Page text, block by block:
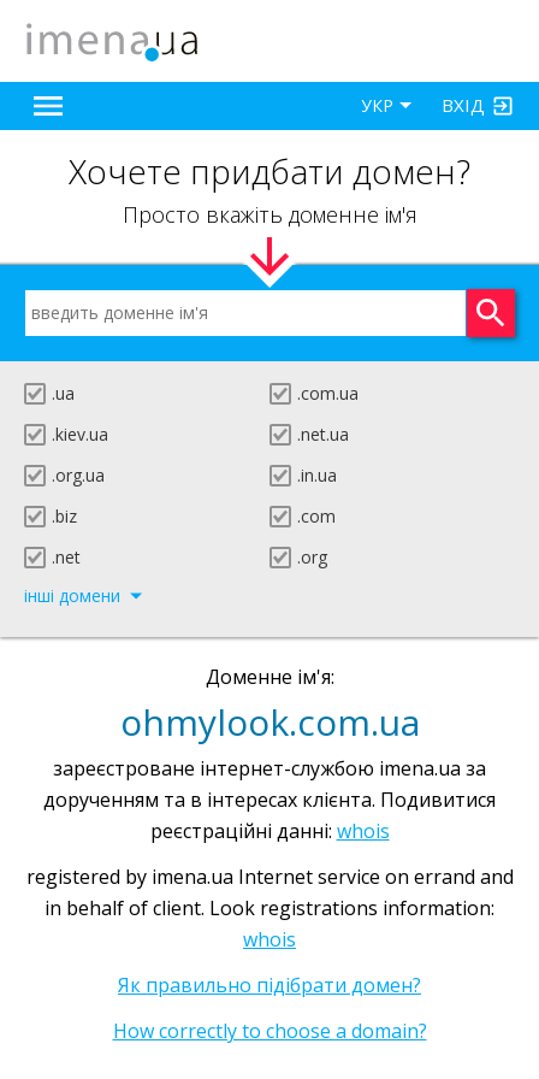
ВХІД
УКР
Хочете придбати домен?
Просто вкажіть доменне ім'я
.ua
.com.ua
.kiev.ua
.net.ua
.org.ua
.in.ua
.biz
.com
.net
.org
інші домени
Доменне ім'я:
ohmylook.com.ua
зареєстроване інтернет-службою imena.ua за
дорученням та в інтересах клієнта. Подивитися
реєстраційні данні: whois
registered by imena.ua Internet service on errand and
in behalf of client. Look registrations information:
whois
Як правильно підібрати домен?
How correctly to choose a domain?